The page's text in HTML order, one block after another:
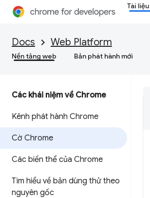
Tài liệu
Docs Web Platform
Nền tảng web Bản phát hành mới
Các khái niệm về Chrome
Kênh phát hành Chrome
Cờ Chrome
Các biến thể của Chrome
Tìm hiểu về bản dùng thử theo
nguyên gốc